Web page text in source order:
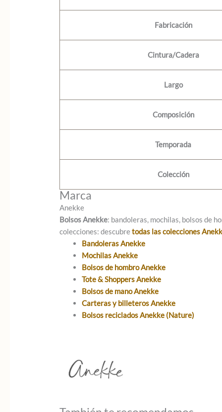
Fabricación
Cintura/Cadera
Largo
Composición
Temporada
Colección
Marca
Anekke
Bolsos Anekke: bandoleras, mochilas, bolsos de
colecciones: descubretodas las colecciones
Bandoleras Anekke
Mochilas Anekke
Bolsos de hombro Anekke
Tote & Shoppers Anekke
Bolsos de mano Anekke
Carteras y billeteros Anekke
Bolsos reciclados Anekke (Nature)